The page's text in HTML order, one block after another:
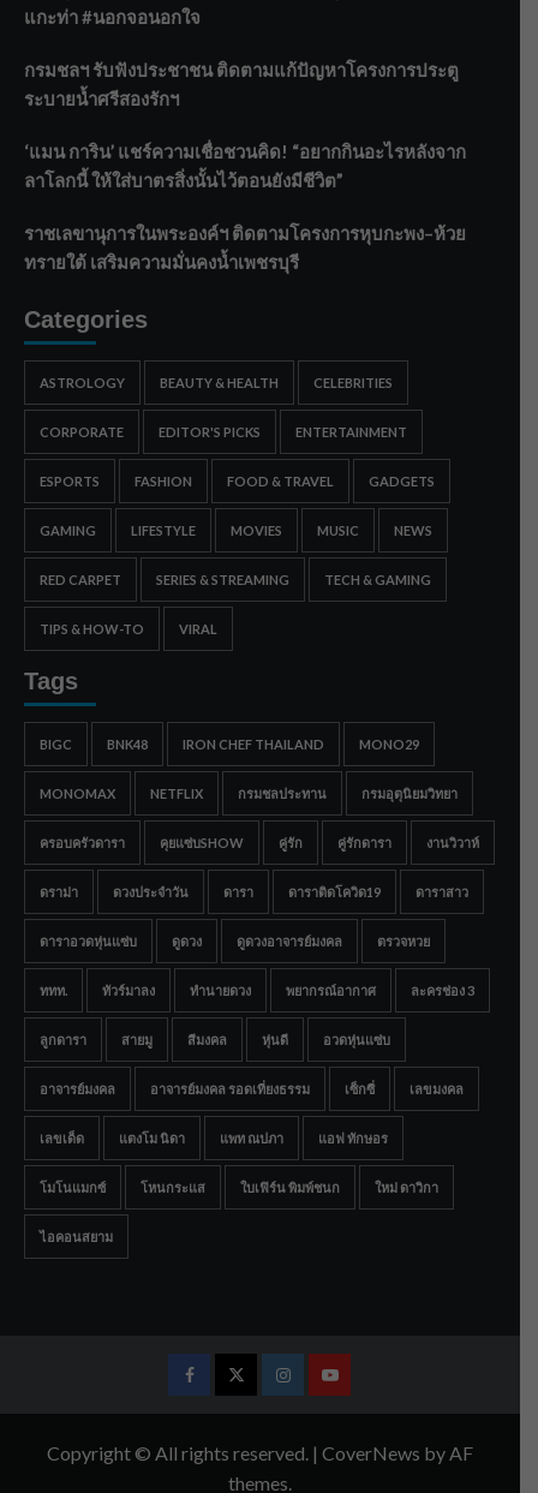
แกะท่า #นอกจอนอกใจ
กรมชลฯ รับฟังประชาชน ติดตามแก้ปัญหาโครงการประตู
ระบายน้ำศรีสองรักฯ
‘แมน การิน’ แชร์ความเชื่อชวนคิด! “อยากกินอะไรหลังจาก
ลาโลกนี้ ให้ใส่บาตรสิ่งนั้นไว้ตอนยังมีชีวิต”
ราชเลขานุการในพระองค์ฯ ติดตามโครงการหุบกะพง–ห้วย
ทรายใต้ เสริมความมั่นคงน้ำเพชรบุรี
Categories
ASTROLOGY BEAUTY & HEALTH CELEBRITIES
CORPORATE EDITOR'S PICKS ENTERTAINMENT
ESPORTS FASHION FOOD & TRAVEL GADGETS
GAMING LIFESTYLE MOVIES MUSIC NEWS
RED CARPET SERIES & STREAMING TECH & GAMING
TIPS & HOW-TO VIRAL
Tags
BIGC BNK48 IRON CHEF THAILAND MONO29
MONOMAX NETFLIX กรมชลประทาน กรมอุตุนิยมวิทยา
ครอบครัวดารา คุยแซ่บSHOW คู่รัก คู่รักดารา งานวิวาห์
ดราม่า ดวงประจำวัน ดารา ดาราติดโควิด19 ดาราสาว
ดาราอวดหุ่นแซ่บ ดูดวง ดูดวงอาจารย์มงคล ตรวจหวย
ททท. ทัวร์มาลง ทำนายดวง พยากรณ์อากาศ ละครช่อง 3
ลูกดารา สายมู สีมงคล หุ่นดี อวดหุ่นแซ่บ
อาจารย์มงคล อาจารย์มงคล รอดเที่ยงธรรม เซ็กซี่ เลขมงคล
เลขเด็ด แตงโม นิดา แพท ณปภา แอฟ ทักษอร
โมโนแมกซ์ โหนกระแส ใบเฟิร์น พิมพ์ชนก ใหม่ ดาวิกา
ไอคอนสยาม
FacebookTwitterInstagramYoutube
Copyright © All rights reserved. | CoverNews by AF
themes.